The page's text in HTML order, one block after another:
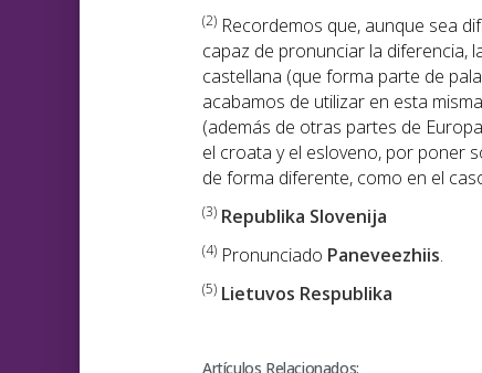
(2) Recordemos que, aunque sea
capaz de pronunciar la diferencia,
castellana (que forma parte de
acabamos de utilizar en esta
(además de otras partes de
el croata y el esloveno, por poner
de forma diferente, como en el
(3) Republika Slovenija
(4) Pronunciado Paneveezhiis.
(5) Lietuvos Respublika
Artículos Relacionados: